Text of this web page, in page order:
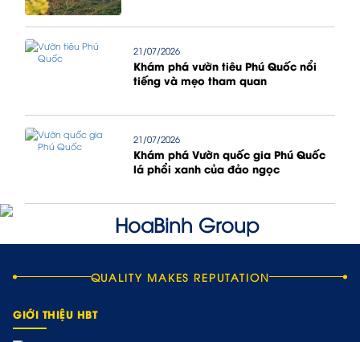
21/07/2026
Khám phá vườn tiêu Phú Quốc nổi
tiếng và mẹo tham quan
21/07/2026
Khám phá Vườn quốc gia Phú Quốc
lá phổi xanh của đảo ngọc
QUALITY MAKES REPUTATION
GIỚI THIỆU HBT